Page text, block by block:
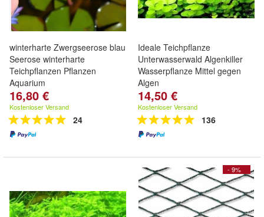
winterharte Zwergseerose blau
Seerose winterharte
Teichpflanzen Pflanzen
Aquarium
16,80 €
Kostenloser Versand
24
Ideale Teichpflanze
Unterwasserwald Algenkiller
Wasserpflanze Mittel gegen
Algen
14,50 €
Kostenloser Versand
136
- 9%